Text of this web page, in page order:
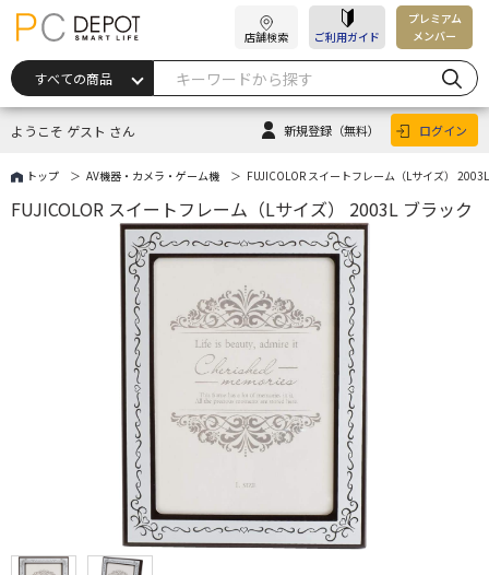
店舗検索 ご利用ガイド
プレミアム
メンバー
ようこそ ゲスト さん 新規登録 （無料） ログイン
トップ AV機器・カメラ・ゲーム機 FUJICOLOR スイートフレーム（Lサイズ）
FUJICOLOR スイートフレーム（Lサイズ） 2003L ブラック